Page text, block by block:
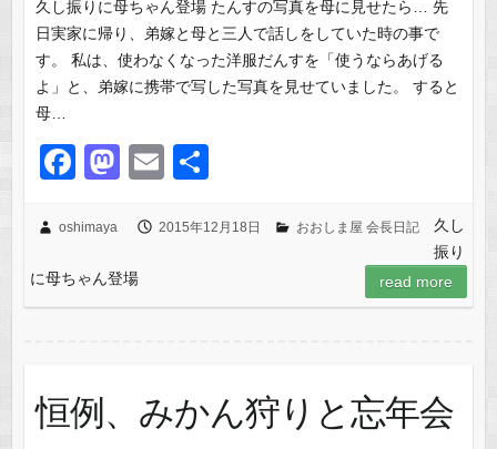
久し振りに母ちゃん登場 たんすの写真を母に見せたら… 先
日実家に帰り、弟嫁と母と三人で話しをしていた時の事で
す。 私は、使わなくなった洋服だんすを「使うならあげる
よ」と、弟嫁に携帯で写した写真を見せていました。 すると
母…
F
c
e
b
k
M
st
o
d
E
ail
oshimaya 2015年12月18日 おおしま屋 会長日記
久し
振り
に母ちゃん登場
read more
恒例、みかん狩りと忘年会